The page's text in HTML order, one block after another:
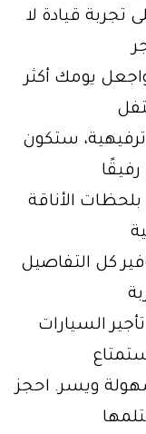
تجربة قيادة لا
يومك أكثر
ستكون
رفيقًا
بلحظات الأناقة
كل التفاصيل
السيارات
ويسر. احجز